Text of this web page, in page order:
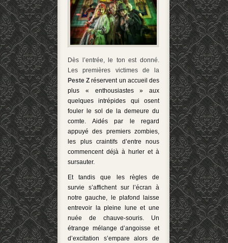
Dès l’entrée, le ton est donné.
Les premières victimes de la
Peste Z réservent un accueil des
plus « enthousiastes » aux
quelques intrépides qui osent
fouler le sol de la demeure du
comte. Aidés par le regard
appuyé des premiers zombies,
les plus craintifs d’entre nous
commencent déjà à hurler et à
sursauter.
Et tandis que les règles de
survie s’affichent sur l’écran à
notre gauche, le plafond laisse
entrevoir la pleine lune et une
nuée de chauve-souris. Un
étrange mélange d’angoisse et
d’excitation s’empare alors de